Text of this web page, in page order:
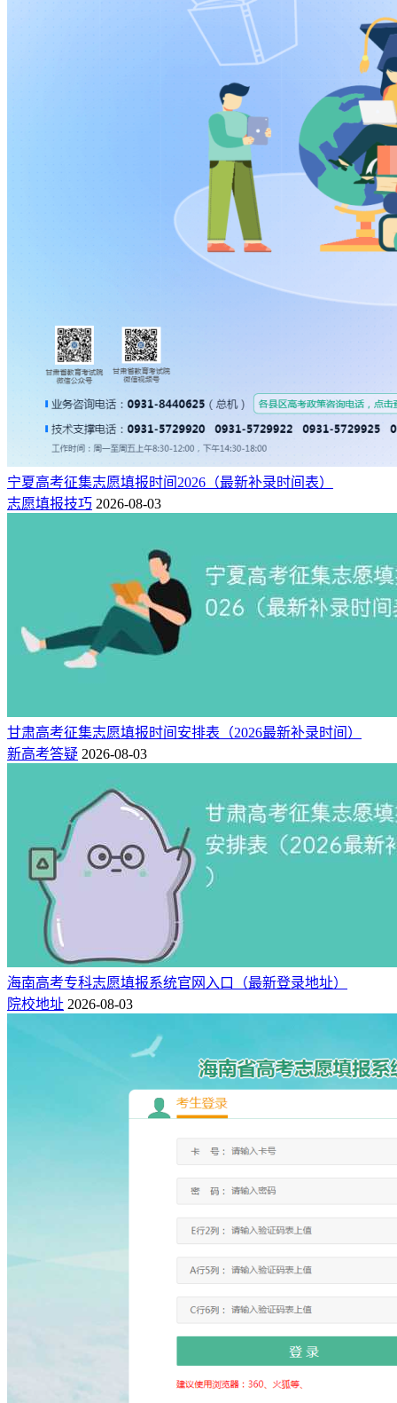
宁夏高考征集志愿填报时间2026（最新补录时间表）
志愿填报技巧 2026-08-03
甘肃高考征集志愿填报时间安排表（2026最新补录时间）
新高考答疑 2026-08-03
海南高考专科志愿填报系统官网入口（最新登录地址）
院校地址 2026-08-03